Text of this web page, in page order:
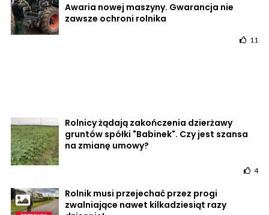
Awaria nowej maszyny. Gwarancja nie
zawsze ochroni rolnika
11
Rolnicy żądają zakończenia dzierżawy
gruntów spółki "Babinek". Czy jest szansa
na zmianę umowy?
4
Rolnik musi przejechać przez progi
zwalniające nawet kilkadziesiąt razy